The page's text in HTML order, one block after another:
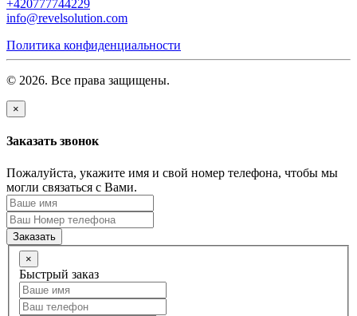
+420777744229
info@revelsolution.com
Политика конфиденциальности
© 2026. Все права защищены.
×
Заказать звонок
Пожалуйста, укажите имя и свой номер телефона, чтобы мы
могли связаться с Вами.
Заказать
×
Быстрый заказ